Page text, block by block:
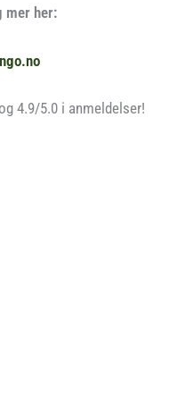
mer her:
4.9/5.0 i anmeldelser!